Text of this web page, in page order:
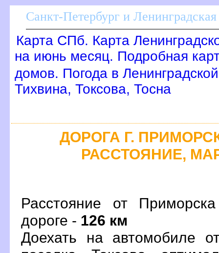
Санкт-Петербург и Ленинградская
Карта СПб. Карта
на июнь месяц. Подробная
домов. Погода в
Тихвина, Токсова, Тосна
ДОРОГА Г.
РАССТОЯНИЕ,
Расстояние от
дороге - 126 км
Доехать на автомобиле